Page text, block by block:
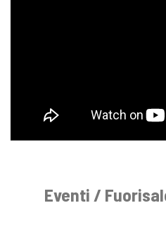
Eventi /